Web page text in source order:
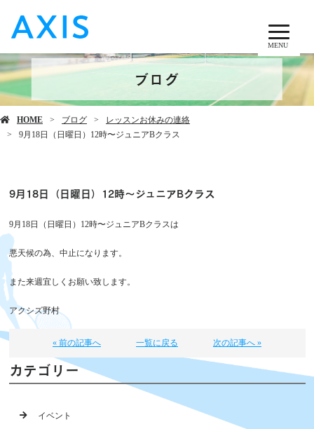
MENU
ブログ
HOME ブログ
レッスンお休みの連絡
9月18日（日曜日）12時〜ジュニアBクラス
9月18日（日曜日）12時〜ジュニアBクラス
9月18日（日曜日）12時〜ジュニアBクラスは
悪天候の為、中止になります。
また来週宜しくお願い致します。
アクシズ野村
« 前の記事へ 一覧に戻る 次の記事へ »
カテゴリー
イベント